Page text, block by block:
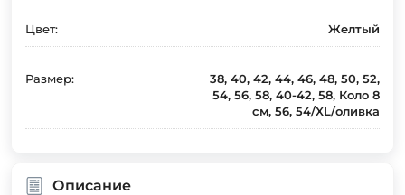
Цвет: Желтый
Размер:
38, 40, 42, 44, 46, 48, 50, 52,
54, 56, 58, 40-42, 58, Коло 8
см, 56, 54/XL/оливка
Описание